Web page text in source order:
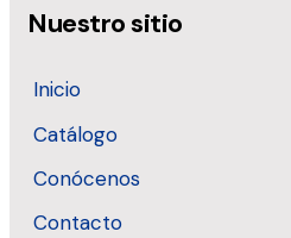
Nuestro sitio
Inicio
Catálogo
Conócenos
Contacto